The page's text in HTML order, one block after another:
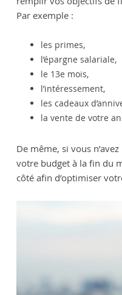
Par exemple :
les primes,
l’épargne salariale,
le 13e mois,
l’intéressement,
les cadeaux
la vente de votre
De même, si vous
votre budget à la fin du
côté afin d’optimiser